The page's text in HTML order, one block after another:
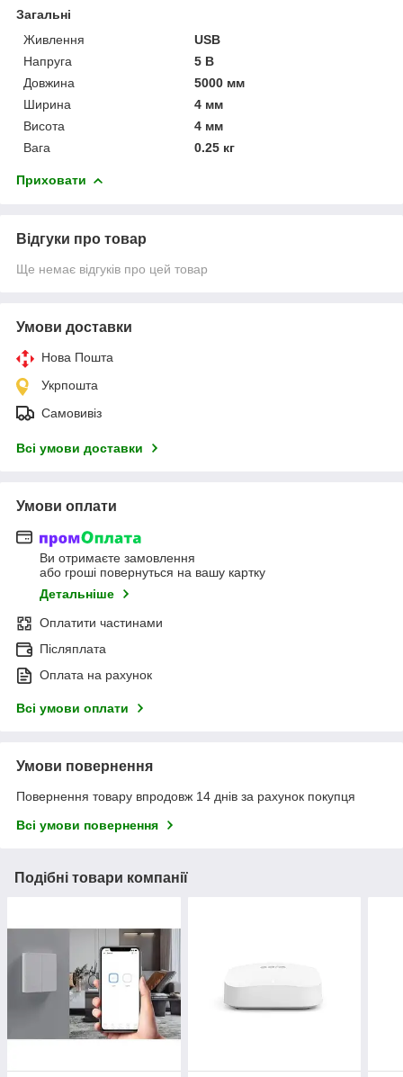
Загальні
Живлення
USB
Напруга
5 В
Довжина
5000 мм
Ширина
4 мм
Висота
4 мм
Вага
0.25 кг
Приховати
Відгуки про товар
Ще немає відгуків про цей товар
Умови доставки
Нова Пошта
Укрпошта
Самовивіз
Всі умови доставки
Умови оплати
Ви отримаєте замовлення
або гроші повернуться на вашу картку
Детальніше
Оплатити частинами
Післяплата
Оплата на рахунок
Всі умови оплати
Умови повернення
Повернення товару впродовж 14 днів за рахунок покупця
Всі умови повернення
Подібні товари компанії